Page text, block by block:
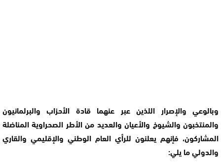
وبالوعي والإصرار اللذين عبر عنهما قادة الأحزاب والبرلمانيون
والمنتخبون والشيوخ والأعيان والعديد من الأطر الصحراوية المناضلة
المشاركون، فإنهم يعلنون للرأي العام الوطني والإقليمي والقاري
والدولي ما يلي: